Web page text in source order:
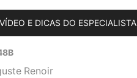
E DICAS DO ESPECIALISTA
Renoir